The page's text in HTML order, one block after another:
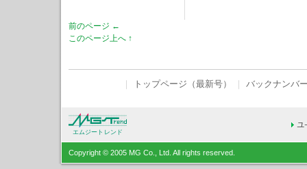
前のページ ←
このページ上へ ↑
トップページ（最新号） バックナンバ
エムジートレンド
Copyright © 2005 MG Co., Ltd. All rights reserved.